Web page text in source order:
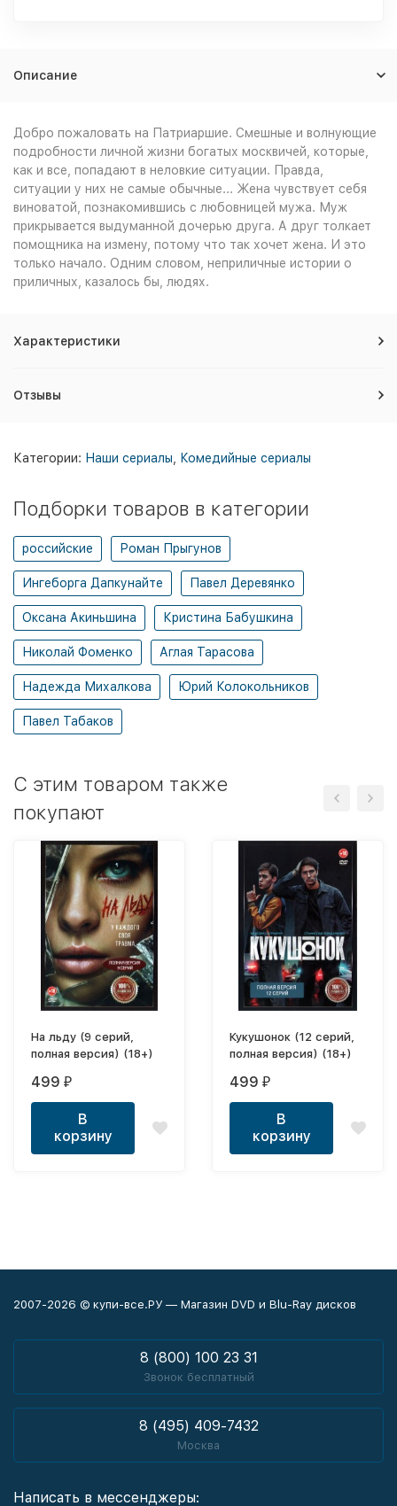
Описание
Добро пожаловать на Патриаршие. Смешные и волнующие
подробности личной жизни богатых москвичей, которые,
как и все, попадают в неловкие ситуации. Правда,
ситуации у них не самые обычные... Жена чувствует себя
виноватой, познакомившись с любовницей мужа. Муж
прикрывается выдуманной дочерью друга. А друг толкает
помощника на измену, потому что так хочет жена. И это
только начало. Одним словом, неприличные истории о
приличных, казалось бы, людях.
Характеристики
Отзывы
Категории: Наши сериалы Комедийные сериалы
Подборки товаров в категории
российские Роман Прыгунов
Ингеборга Дапкунайте Павел Деревянко
Оксана Акиньшина Кристина Бабушкина
Николай Фоменко Аглая Тарасова
Надежда Михалкова Юрий Колокольников
Павел Табаков
C этим товаром также
покупают
На льду (9 серий,
полная версия) (18+)
499 ₽
В
корзину
Кукушонок (12 серий,
полная версия) (18+)
499 ₽
В
корзину
2007-2026 © купи-все.РУ — Магазин DVD и Blu-Ray дисков
8 (800) 100 23 31
Звонок бесплатный
8 (495) 409-7432
Москва
Написать в мессенджеры: